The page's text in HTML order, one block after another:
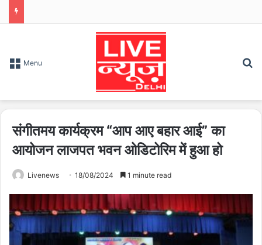
Menu
संगीतमय कार्यक्रम “आप आए बहार आई” का
आयोजन लाजपत भवन ओडिटोरिम में हुआ हो
Livenews 18/08/2024 1 minute read